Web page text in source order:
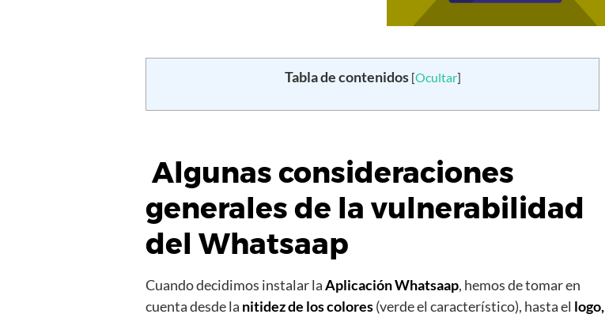
Tabla de contenidos [Ocultar]
Algunas consideraciones
generales de la vulnerabilidad
del Whatsaap
Cuando decidimos instalar laAplicación Whatsaap, hemos de tomar en
cuenta desde la nitidez de los colores(verde el característico), hasta el logo,